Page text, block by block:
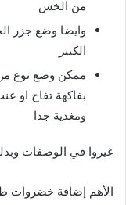
من الخس
وايضا وضع جزر
الكبير
ممكن وضع نوع من
بفاكهة تفاح او
ومغذية جدا
غيروا في الوصفات
الأهم إضافة خضروات